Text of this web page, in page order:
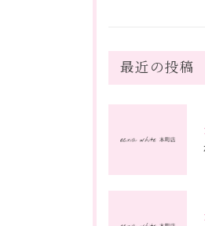
最近の投稿